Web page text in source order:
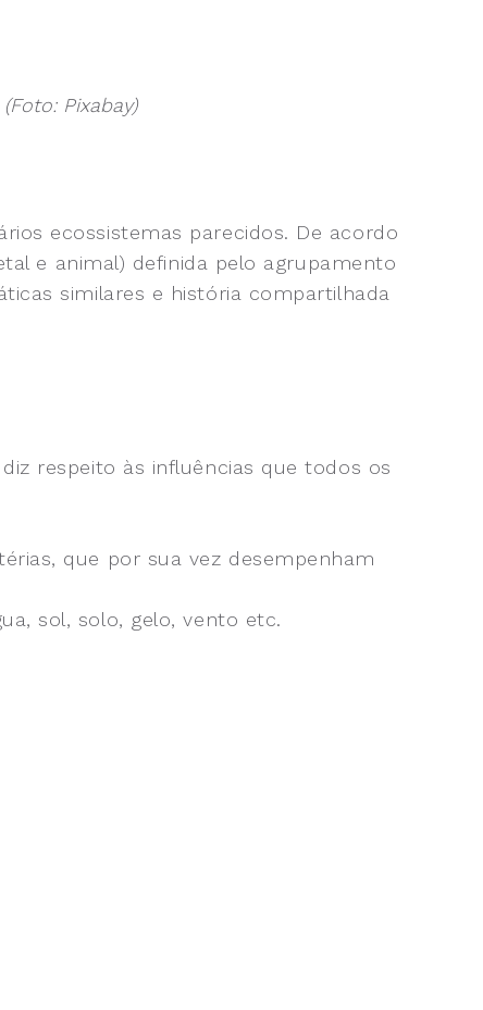
Pixabay)
ecossistemas parecidos. De acordo
e animal) definida pelo agrupamento
similares e história compartilhada
respeito às influências que todos os
que por sua vez desempenham
sol, solo, gelo, vento etc.